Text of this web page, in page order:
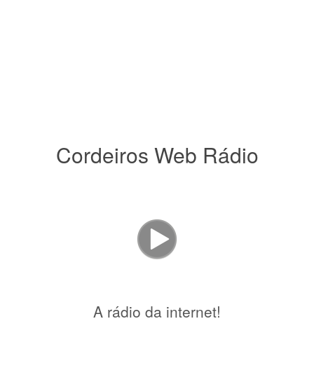
Cordeiros Web Rádio
A rádio da internet!